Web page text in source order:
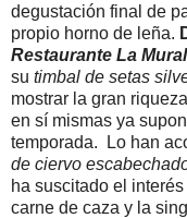
degustación final de
propio horno de leña.
Restaurante La
su timbal de setas
mostrar la gran
en sí mismas ya
temporada. Lo han
de ciervo
ha suscitado el
carne de caza y la